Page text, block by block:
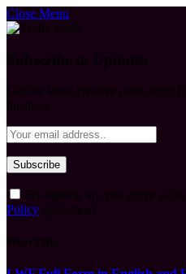
Close Menu
Policy